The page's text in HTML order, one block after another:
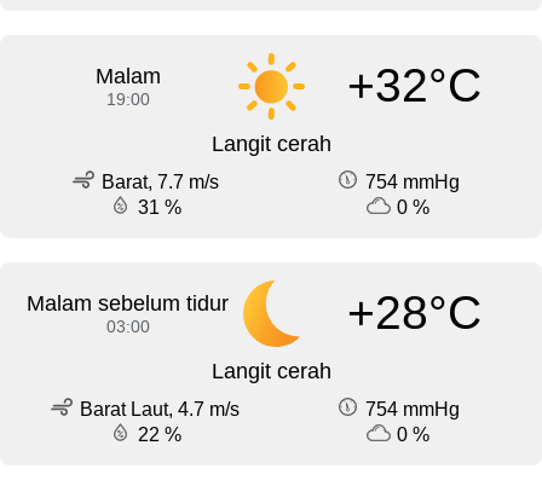
Malam
19:00 +32°C
Langit cerah
Barat, 7.7 m/s
754 mmHg
31 %
0 %
Malam sebelum tidur
03:00 +28°C
Langit cerah
Barat Laut, 4.7 m/s
754 mmHg
22 %
0 %